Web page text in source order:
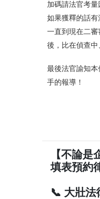
加碼請法官考
如果獲釋的話
一直到現在二
後，比在偵查中
最後法官諭知
手的報導！
【不論
填表預約
📞 大壯法